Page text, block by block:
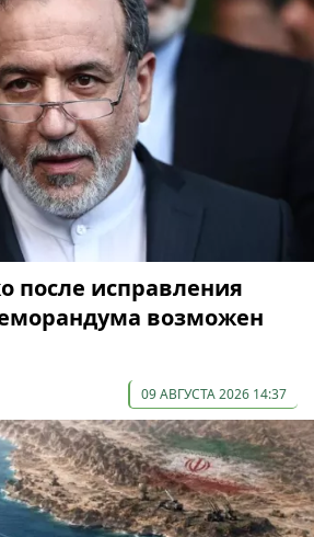
после исправления
возможен
09 АВГУСТА 2026 14:37